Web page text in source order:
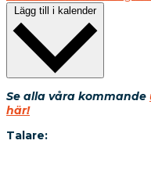
Lägg till i kalender
Se alla våra kommande
här!
Talare: